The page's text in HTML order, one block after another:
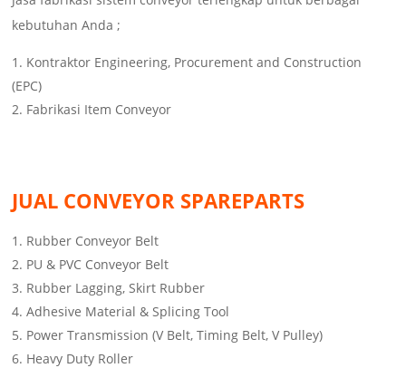
kebutuhan Anda ;
Kontraktor Engineering, Procurement and Construction
(EPC)
Fabrikasi Item Conveyor
JUAL CONVEYOR SPAREPARTS
Rubber Conveyor Belt
PU & PVC Conveyor Belt
Rubber Lagging, Skirt Rubber
Adhesive Material & Splicing Tool
Power Transmission (V Belt, Timing Belt, V Pulley)
Heavy Duty Roller